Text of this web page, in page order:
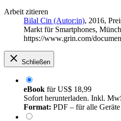
Arbeit zitieren
Bilal Cin (Autor:in), 2016,
Markt für Smartphones,
https://www.grin.com/
Schließen
eBook fürUS$ 18,99
Sofort herunterladen. Inkl.
Format: PDF – für alle Geräte